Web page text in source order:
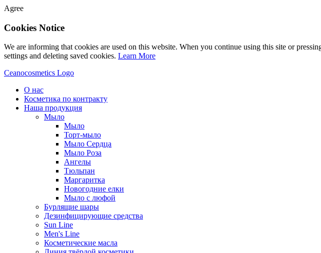
Agree
Cookies Notice
We are informing that cookies are used on this website. When you continue using this site or
settings and deleting saved cookies. Learn More
Ceanocosmetics Logo
О нас
Косметика по контракту
Наша продукция
Мыло
Мыло
Торт-мыло
Мыло Сердца
Мыло Роза
Aнгелы
Tюльпан
Mаргаритка
Новогодние елки
Мыло с люфой
Бурлящие шары
Дезинфицирующие средства
Sun Line
Men's Line
Косметические масла